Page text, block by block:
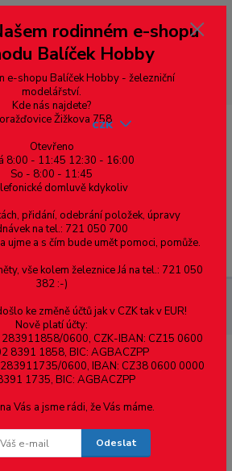
a jiných zemí, pokud chcete platit v eurech
💶 pro přepočet měny - pravý horní roh ---
důvodu zásilku nevyzvednete, bude po
opětovnou platbou za poštovné, v opačném
účet přidán na blacklist a rušeny následující
objednávky.
Menu
CZK
rodinném e-shopu
Balíček Hobby
e-shopu Balíček Hobby - železniční
modelářství.
Kde nás najdete?
Žižkova 758
Otevřeno
8:00 - 11:45 12:30 - 16:00
So - 8:00 - 11:45
domluvě kdykoliv
přidání, odebrání položek, úpravy
na tel.: 721 050 700
ujme a s čím bude umět pomoci, pomůže.
vše kolem železnice Já na tel.: 721 050
382 :-)
ke změně účtů jak v CZK tak v EUR!
Nově platí účty:
0600, CZK-IBAN: CZ15 0600
8391 1858, BIC: AGBACZPP
0600, IBAN: CZ38 0600 0000
1735, BIC: AGBACZPP
Vás a jsme rádi, že Vás máme.
Odeslat